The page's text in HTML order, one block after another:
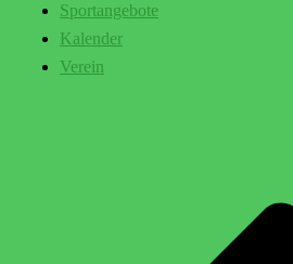
Sportangebote
Kalender
Verein